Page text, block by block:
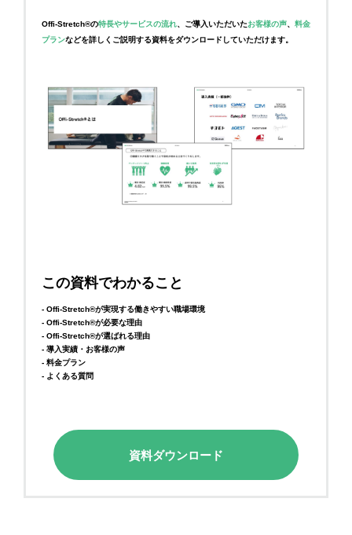
Offi-Stretch®の特長やサービスの流れ、ご導入いただいたお客様の声、 料金
プランなどを詳しくご説明する資料をダウンロードしていただけます。
この資料でわかること
- Offi-Stretch®が実現する働きやすい職場環境
- Offi-Stretch®が必要な理由
- Offi-Stretch®が選ばれる理由
- 導入実績・お客様の声
- 料金プラン
- よくある質問
資料ダウンロード